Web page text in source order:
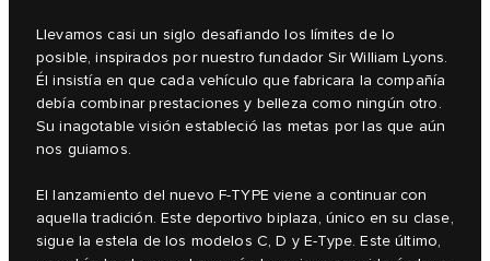
Llevamos casi un siglo desafiando los límites de lo
posible, inspirados por nuestro fundador Sir William Lyons.
Él insistía en que cada vehículo que fabricara la compañía
debía combinar prestaciones y belleza como ningún otro.
Su inagotable visión estableció las metas por las que aún
nos guiamos.
El lanzamiento del nuevo F‑TYPE viene a continuar con
aquella tradición. Este deportivo biplaza, único en su clase,
sigue la estela de los modelos C, D y E‑Type. Este último,